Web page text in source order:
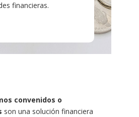
financieras.
convenidos o
son una solución financiera